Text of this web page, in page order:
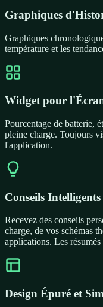
Graphiques
Graphiques
température et les
Widget pour
Pourcentage de batterie,
pleine charge. Toujours
l'application.
Conseils Intelligents
Recevez des conseils
charge, de vos schémas
applications. Les
Design Épuré et